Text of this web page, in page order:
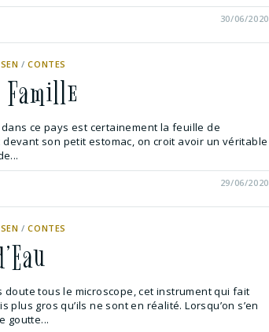
30/06/2020
/CONTES
ce pays est certainement la feuille de
son petit estomac, on croit avoir un véritable
29/06/2020
/CONTES
doute tous le microscope, cet instrument qui fait
plus gros qu’ils ne sont en réalité. Lorsqu’on s’en
goutte...